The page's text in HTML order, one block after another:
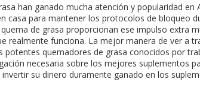
han ganado mucha atención y popularidad
casa para mantener los protocolos de bloqueo
de grasa proporcionan ese impulso extra
realmente funciona. La mejor manera de ver a
potentes quemadores de grasa conocidos por
necesaria sobre los mejores suplementos
su dinero duramente ganado en los